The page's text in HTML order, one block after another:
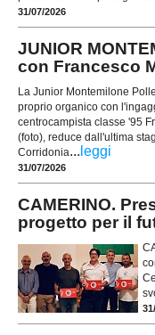
31/07/2026
JUNIOR
con Francesco
La Junior Montemilone
proprio organico con
centrocampista classe '95
(foto), reduce dall'ultima
Corridonia... leggi
31/07/2026
CAMERINO.
progetto per il